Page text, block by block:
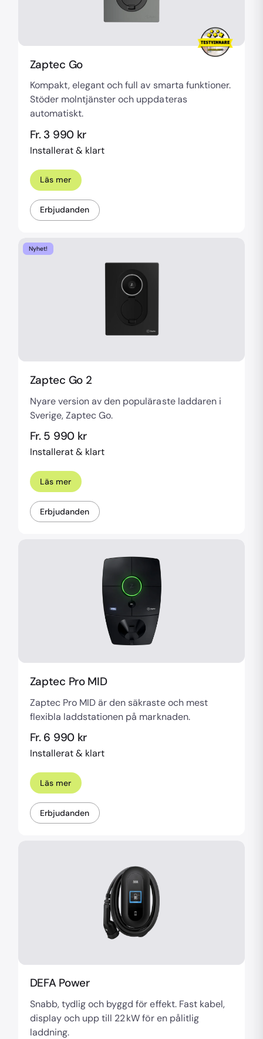
Zaptec Go
Kompakt, elegant och full av smarta funktioner.
Stöder molntjänster och uppdateras
automatiskt.
Fr. 3 990 kr
Installerat & klart
Läs mer
Erbjudanden
Nyhet!
Zaptec Go 2
Nyare version av den populäraste laddaren i
Sverige, Zaptec Go.
Fr. 5 990 kr
Installerat & klart
Läs mer
Erbjudanden
Zaptec Pro MID
Zaptec Pro MID är den säkraste och mest
flexibla laddstationen på marknaden.
Fr. 6 990 kr
Installerat & klart
Läs mer
Erbjudanden
DEFA Power
Snabb, tydlig och byggd för effekt. Fast kabel,
display och upp till 22 kW för en pålitlig
laddning.